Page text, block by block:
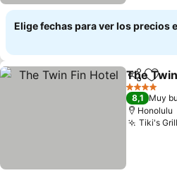
Elige fechas para ver los precios
Compartir
The
4 Estrellas
8,1 Muy
Honolulu
Tiki's